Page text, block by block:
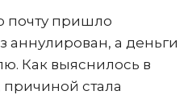
почту пришло
аннулирован, а деньги
Как выяснилось в
причиной стала